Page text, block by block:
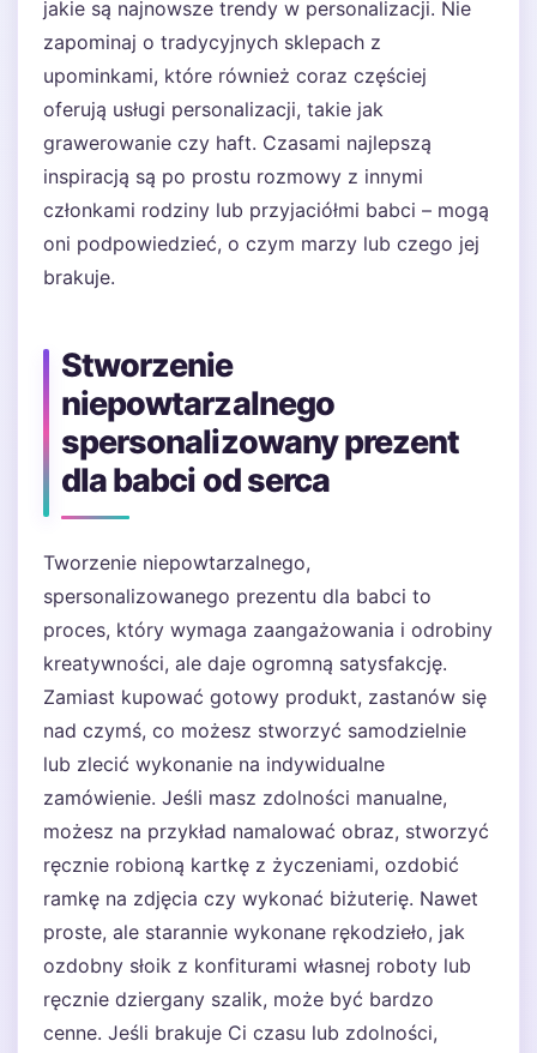
jakie są najnowsze trendy w personalizacji. Nie
zapominaj o tradycyjnych sklepach z
upominkami, które również coraz częściej
oferują usługi personalizacji, takie jak
grawerowanie czy haft. Czasami najlepszą
inspiracją są po prostu rozmowy z innymi
członkami rodziny lub przyjaciółmi babci – mogą
oni podpowiedzieć, o czym marzy lub czego jej
brakuje.
Stworzenie
niepowtarzalnego
spersonalizowany prezent
dla babci od serca
Tworzenie niepowtarzalnego,
spersonalizowanego prezentu dla babci to
proces, który wymaga zaangażowania i odrobiny
kreatywności, ale daje ogromną satysfakcję.
Zamiast kupować gotowy produkt, zastanów się
nad czymś, co możesz stworzyć samodzielnie
lub zlecić wykonanie na indywidualne
zamówienie. Jeśli masz zdolności manualne,
możesz na przykład namalować obraz, stworzyć
ręcznie robioną kartkę z życzeniami, ozdobić
ramkę na zdjęcia czy wykonać biżuterię. Nawet
proste, ale starannie wykonane rękodzieło, jak
ozdobny słoik z konfiturami własnej roboty lub
ręcznie dziergany szalik, może być bardzo
cenne. Jeśli brakuje Ci czasu lub zdolności,